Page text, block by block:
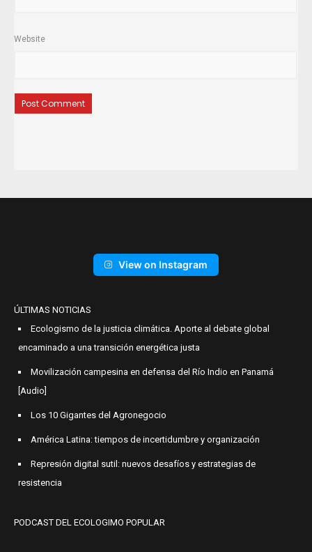
Website
View on Instagram
ÚLTIMAS NOTICIAS
Ecologismo de la justicia climática. Aporte al debate global
encaminado a una transición energética justa
Movilización campesina en defensa del Río Indio en Panamá
[Audio]
Los 10 Gigantes del Agronegocio
América Latina: tiempos de incertidumbre y organización
Represión digital sutil: nuevos desafíos y estrategias de
resistencia
PODCAST DEL ECOLOGIMO POPULAR